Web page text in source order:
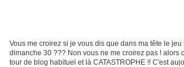
Vous me croirez si je vous dis que dans ma tête le
dimanche 30 ??? Non vous ne me croirez pas ! alors
tour de blog habituel et là CATASTROPHE !! C'est